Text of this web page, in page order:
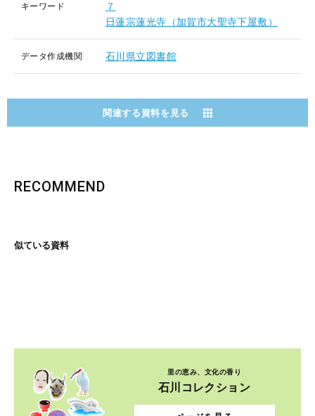
キーワード
７
日蓮宗蓮光寺（加賀市大聖寺下屋敷）
データ作成機関 石川県立図書館
関連する資料を見る
RECOMMEND
似ている資料
里の恵み、文化の香り
石川コレクション